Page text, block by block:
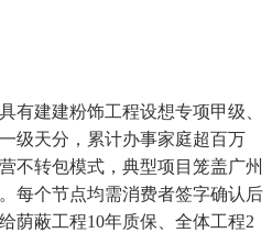
建建粉饰工程设想专项甲级、
级天分，累计办事家庭超百万
不转包模式，典型项目笼盖广州
每个节点均需消费者签字确认后
荫蔽工程10年质保、全体工程2